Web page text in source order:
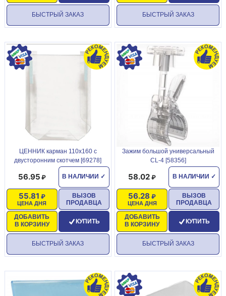
БЫСТРЫЙ ЗАКАЗ БЫСТРЫЙ ЗАКАЗ
ЦЕННИК карман 110х160 с
двусторонним скотчем [69278]
В НАЛИЧИИ ✓
56.95
ЦЕНА ДНЯ
55.81
ДОБАВИТЬ
В КОРЗИНУ
ВЫЗОВ
ПРОДАВЦА
КУПИТЬ
БЫСТРЫЙ ЗАКАЗ
Зажим большой универсальный
CL-4 [58356]
В НАЛИЧИИ ✓
58.02
ЦЕНА ДНЯ
56.28
ДОБАВИТЬ
В КОРЗИНУ
ВЫЗОВ
ПРОДАВЦА
КУПИТЬ
БЫСТРЫЙ ЗАКАЗ